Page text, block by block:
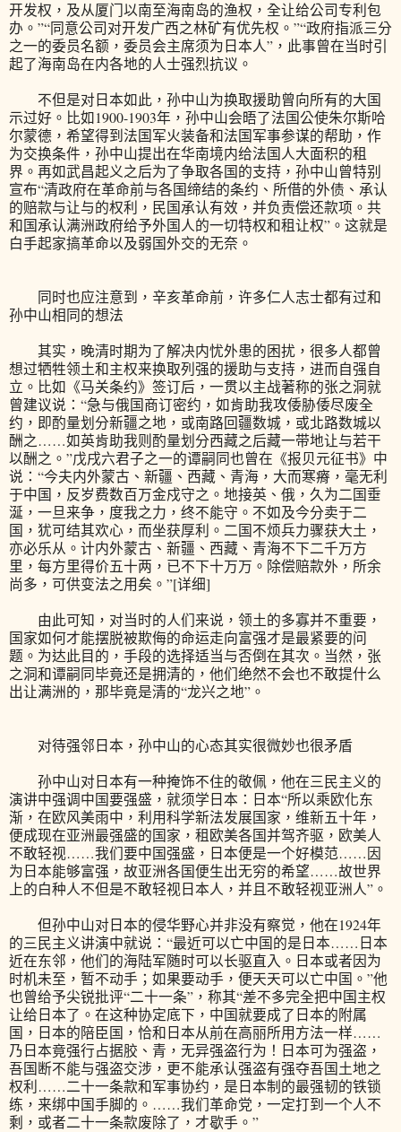
开发权，及从厦门以南至海南岛的渔权，全让给公司专利包
办。”“同意公司对开发广西之林矿有优先权。”“政府指派三分
之一的委员名额，委员会主席须为日本人”，此事曾在当时引
起了海南岛在内各地的人士强烈抗议。
不但是对日本如此，孙中山为换取援助曾向所有的大国
示过好。比如1900-1903年，孙中山会晤了法国公使朱尔斯哈
尔蒙德，希望得到法国军火装备和法国军事参谋的帮助，作
为交换条件，孙中山提出在华南境内给法国人大面积的租
界。再如武昌起义之后为了争取各国的支持，孙中山曾特别
宣布“清政府在革命前与各国缔结的条约、所借的外债、承认
的赔款与让与的权利，民国承认有效，并负责偿还款项。共
和国承认满洲政府给予外国人的一切特权和租让权”。这就是
白手起家搞革命以及弱国外交的无奈。
同时也应注意到，辛亥革命前，许多仁人志士都有过和
孙中山相同的想法
其实，晚清时期为了解决内忧外患的困扰，很多人都曾
想过牺牲领土和主权来换取列强的援助与支持，进而自强自
立。比如《马关条约》签订后，一贯以主战著称的张之洞就
曾建议说：“急与俄国商订密约，如肯助我攻倭胁倭尽废全
约，即酌量划分新疆之地，或南路回疆数城，或北路数城以
酬之……如英肯助我则酌量划分西藏之后藏一带地让与若干
以酬之。”戊戌六君子之一的谭嗣同也曾在《报贝元征书》中
说：“今夫内外蒙古、新疆、西藏、青海，大而寒瘠，毫无利
于中国，反岁费数百万金戍守之。地接英、俄，久为二国垂
涎，一旦来争，度我之力，终不能守。不如及今分卖于二
国，犹可结其欢心，而坐获厚利。二国不烦兵力骤获大土，
亦必乐从。计内外蒙古、新疆、西藏、青海不下二千万方
里，每方里得价五十两，已不下十万万。除偿赔款外，所余
尚多，可供变法之用矣。”[详细]
由此可知，对当时的人们来说，领土的多寡并不重要，
国家如何才能摆脱被欺侮的命运走向富强才是最紧要的问
题。为达此目的，手段的选择适当与否倒在其次。当然，张
之洞和谭嗣同毕竟还是拥清的，他们绝然不会也不敢提什么
出让满洲的，那毕竟是清的“龙兴之地”。
对待强邻日本，孙中山的心态其实很微妙也很矛盾
孙中山对日本有一种掩饰不住的敬佩，他在三民主义的
演讲中强调中国要强盛，就须学日本：日本“所以乘欧化东
渐，在欧风美雨中，利用科学新法发展国家，维新五十年，
便成现在亚洲最强盛的国家，租欧美各国并驾齐驱，欧美人
不敢轻视……我们要中国强盛，日本便是一个好模范……因
为日本能够富强，故亚洲各国便生出无穷的希望……故世界
上的白种人不但是不敢轻视日本人，并且不敢轻视亚洲人”。
但孙中山对日本的侵华野心并非没有察觉，他在1924年
的三民主义讲演中就说：“最近可以亡中国的是日本……日本
近在东邻，他们的海陆军随时可以长驱直入。日本或者因为
时机未至，暂不动手；如果要动手，便天天可以亡中国。”他
也曾给予尖锐批评“二十一条”，称其“差不多完全把中国主权
让给日本了。在这种协定底下，中国就要成了日本的附属
国，日本的陪臣国，恰和日本从前在高丽所用方法一样……
乃日本竟强行占据胶、青，无异强盗行为！日本可为强盗，
吾国断不能与强盗交涉，更不能承认强盗有强夺吾国土地之
权利……二十一条款和军事协约，是日本制的最强韧的铁锁
练，来绑中国手脚的。……我们革命党，一定打到一个人不
剩，或者二十一条款废除了，才歇手。”